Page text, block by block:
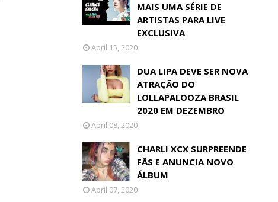
MAIS UMA SÉRIE DE
ARTISTAS PARA LIVE
EXCLUSIVA
April 15, 2020
DUA LIPA DEVE SER NOVA
ATRAÇÃO DO
LOLLAPALOOZA BRASIL
2020 EM DEZEMBRO
April 08, 2020
CHARLI XCX SURPREENDE
FÃS E ANUNCIA NOVO
ÁLBUM
April 07, 2020